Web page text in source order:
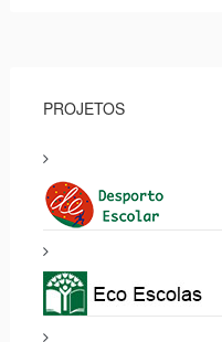
PROJETOS